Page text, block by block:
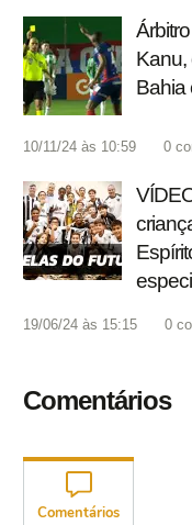
Kanu,
Bahia
10/11/24 às 10:59 0
19/06/24 às 15:15 0
Comentários